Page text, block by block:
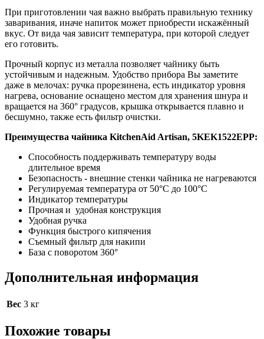
При приготовлении чая важно выбрать правильную технику
заваривания, иначе напиток может приобрести искажённый
вкус. От вида чая зависит температура, при которой следует
его готовить.
Прочный корпус из металла позволяет чайнику быть
устойчивым и надежным. Удобство прибора Вы заметите
даже в мелочах: ручка прорезинена, есть индикатор уровня
нагрева, основание оснащено местом для хранения шнура и
вращается на 360° градусов, крышка открывается плавно и
бесшумно, также есть фильтр очистки.
Преимущества чайника KitchenAid Artisan, 5KEK1522EPP:
Способность поддерживать температуру воды
длительное время
Безопасность - внешние стенки чайника не нагреваются
Регулируемая температура от 50°C до 100°C
Индикатор температуры
Прочная и удобная конструкция
Удобная ручка
Функция быстрого кипячения
Съемный фильтр для накипи
База с поворотом 360°
Дополнительная информация
Вес 3 кг
Похожие товары